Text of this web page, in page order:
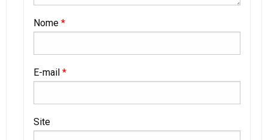
Nome *
E-mail *
Site